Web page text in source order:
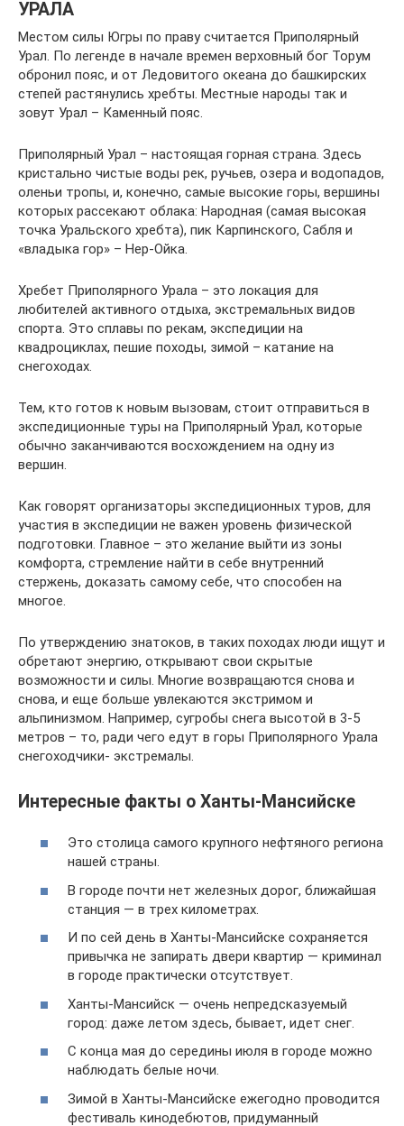
УРАЛА
Местом силы Югры по праву считается Приполярный
Урал. По легенде в начале времен верховный бог Торум
обронил пояс, и от Ледовитого океана до башкирских
степей растянулись хребты. Местные народы так и
зовут Урал – Каменный пояс.
Приполярный Урал – настоящая горная страна. Здесь
кристально чистые воды рек, ручьев, озера и водопадов,
оленьи тропы, и, конечно, самые высокие горы, вершины
которых рассекают облака: Народная (самая высокая
точка Уральского хребта), пик Карпинского, Сабля и
«владыка гор» – Нер-Ойка.
Хребет Приполярного Урала – это локация для
любителей активного отдыха, экстремальных видов
спорта. Это сплавы по рекам, экспедиции на
квадроциклах, пешие походы, зимой – катание на
снегоходах.
Тем, кто готов к новым вызовам, стоит отправиться в
экспедиционные туры на Приполярный Урал, которые
обычно заканчиваются восхождением на одну из
вершин.
Как говорят организаторы экспедиционных туров, для
участия в экспедиции не важен уровень физической
подготовки. Главное – это желание выйти из зоны
комфорта, стремление найти в себе внутренний
стержень, доказать самому себе, что способен на
многое.
По утверждению знатоков, в таких походах люди ищут и
обретают энергию, открывают свои скрытые
возможности и силы. Многие возвращаются снова и
снова, и еще больше увлекаются экстримом и
альпинизмом. Например, сугробы снега высотой в 3-5
метров – то, ради чего едут в горы Приполярного Урала
снегоходчики- экстремалы.
Интересные факты о Ханты-Мансийске
Это столица самого крупного нефтяного региона
нашей страны.
В городе почти нет железных дорог, ближайшая
станция — в трех километрах.
И по сей день в Ханты-Мансийске сохраняется
привычка не запирать двери квартир — криминал
в городе практически отсутствует.
Ханты-Мансийск — очень непредсказуемый
город: даже летом здесь, бывает, идет снег.
С конца мая до середины июля в городе можно
наблюдать белые ночи.
Зимой в Ханты-Мансийске ежегодно проводится
фестиваль кинодебютов, придуманный